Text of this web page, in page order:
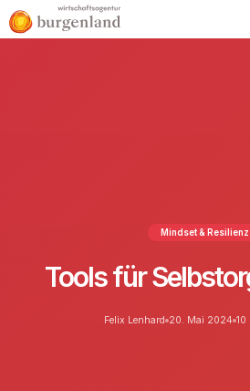
Mindset & Resilienz
Tools für
Felix Lenhard 20. Mai 2024 10